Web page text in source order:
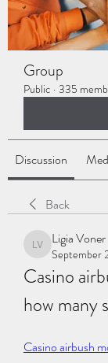
Group
Public · 335
Discussion
Back
Ligia Voner
Ligia Voner
September
Casino
how many
Casino airbush